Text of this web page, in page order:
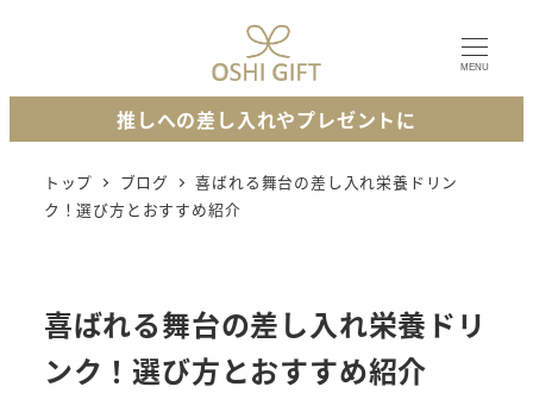
ン
MENU
推しへの差し入れやプレゼントに
トップ ブログ
喜ばれる舞台の差し入れ栄養ドリン
ク！選び方とおすすめ紹介
喜ばれる舞台の差し入れ栄養ドリ
ンク！選び方とおすすめ紹介